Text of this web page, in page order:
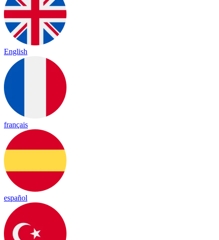
English
français
español